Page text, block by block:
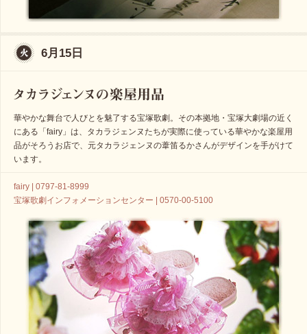
6月15日
華やかな舞台で人びとを魅了する宝塚歌劇。その本拠地・宝塚大劇場の近く
にある「fairy」は、タカラジェンヌたちが実際に使っている華やかな楽屋用
品がそろうお店で、元タカラジェンヌの葦笛るかさんがデザインを手がけて
います。
fairy | 0797-81-8999
宝塚歌劇インフォメーションセンター | 0570-00-5100